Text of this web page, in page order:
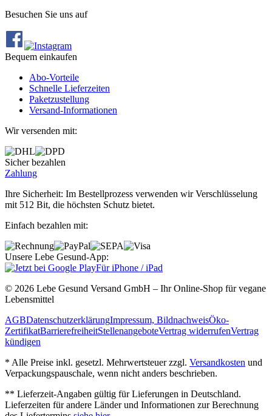
Besuchen Sie uns auf
Bequem einkaufen
Abo‐Vorteile
Schnelle Lieferzeiten
Paketzustellung
Versand‐Informationen
Wir versenden mit:
Sicher bezahlen
Zahlung
Ihre Sicherheit: Im Bestellprozess verwenden wir Verschlüsselung
mit 512 Bit, die höchsten Schutz bietet.
Einfach bezahlen mit:
Unsere Lebe Gesund-App:
Für iPhone / iPad
© 2026 Lebe Gesund Versand GmbH – Ihr Online‐Shop für vegane
Lebensmittel
AGBDatenschutzerklärungImpressum, BildnachweisÖko‐
ZertifikatBarrierefreiheitStellenangeboteVertrag widerrufenVertrag
kündigen
* Alle Preise inkl. gesetzl. Mehrwertsteuer zzgl. Versandkosten und
Verpackungspauschale, wenn nicht anders beschrieben.
** Lieferzeit‐Angaben gültig für Lieferungen in Deutschland.
Lieferzeiten für andere Länder und Informationen zur Berechnung